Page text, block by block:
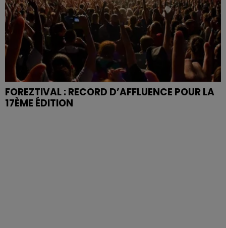
FOREZTIVAL : RECORD D’AFFLUENCE POUR LA
17ÈME ÉDITION